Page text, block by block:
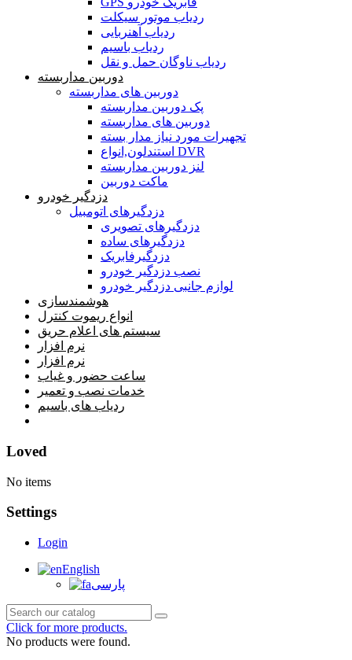
ردیاب موتور سیکلت
ردیاب آهنربایی
ردیاب باسیم
ردیاب ناوگان حمل و نقل
دوربین مداربسته
دوربین های مداربسته
پک دوربین مداربسته
دوربین های مداربسته
تجهیرات مورد نیاز مدار بسته
استندلون,انواع DVR
لنز دوربین مداربسته
ماکت دوربین
دزدگیر خودرو
دزدگیرهای اتومبیل
دزدگیرهای تصویری
دزدگیرهای ساده
دزدگیرفابریک
نصب دزدگیر خودرو
لوازم جانبی دزدگیر خودرو
هوشمندسازی
انواع ریموت کنترل
سیستم های اعلام حریق
نرم افزار
نرم افزار
ساعت حضور و غیاب
خدمات نصب و تعمیر
ردیاب های باسیم
Loved
No items
Settings
Login
English
پارسی
Click for more products.
No products were found.